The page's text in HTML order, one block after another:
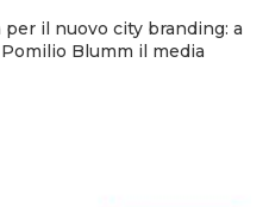
per il nuovo city branding: a
Blumm il media